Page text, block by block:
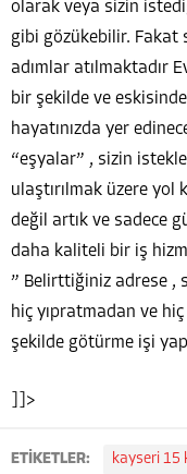
olarak veya sizin
gibi gözükebilir. Fakat
adımlar atılmaktadır
bir şekilde ve
hayatınızda yer
“eşyalar” , sizin
ulaştırılmak üzere
değil artık ve sadece
daha kaliteli bir iş
” Belirttiğiniz adrese ,
hiç yıpratmadan ve
şekilde götürme işi
]]>
ETİKETLER: kayseri 15